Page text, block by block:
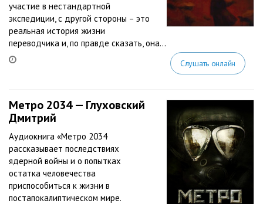
участие в нестандартной
экспедиции, с другой стороны – это
реальная история жизни
переводчика и, по правде сказать, она...
Слушать онлайн
Метро 2034 — Глуховский
Дмитрий
Аудиокнига «Метро 2034
рассказывает последствиях
ядерной войны и о попытках
остатка человечества
приспособиться к жизни в
постапокалиптическом мире.